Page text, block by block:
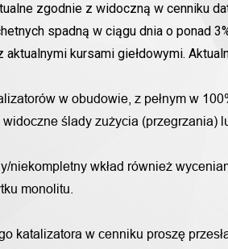
zgodnie z widoczną w cenniku
spadną w ciągu dnia o ponad
kursami giełdowymi.
w obudowie, z pełnym w
ślady zużycia (przegrzania)
niekompletny wkład również
monolitu.
katalizatora w cenniku proszę